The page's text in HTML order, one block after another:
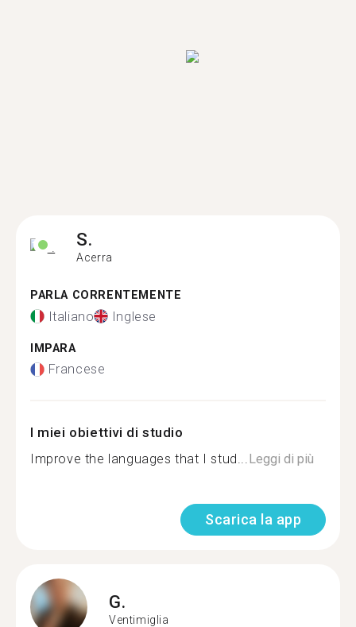
S.
Acerra
PARLA CORRENTEMENTE
Italiano Inglese
IMPARA
Francese
I miei obiettivi di studio
Improve the languages that I stud...Leggi di più
Scarica la app
G.
Ventimiglia